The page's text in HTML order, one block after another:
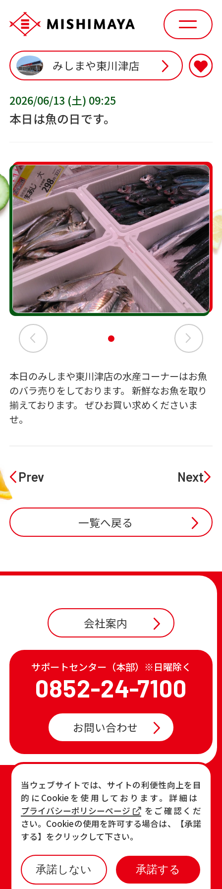
当ウェブサイトでは、サイトの利便性向上を目
的にCookieを使用しております。詳細は
プライバシーポリシーページ
をご確認くだ
さい。Cookieの使用を許可する場合は、【承諾
する】をクリックして下さい。
承諾しない 承諾する
みしまや東川津店
2026/06/13 (土) 09:25
本日は魚の日です。
本日のみしまや東川津店の水産コーナーはお魚
のバラ売りをしております。 新鮮なお魚を取り
揃えております。 ぜひお買い求めくださいま
せ。
Prev Next
一覧へ戻る
会社案内
サポートセンター（本部）※日曜除く
0852-24-7100
お問い合わせ
TOP
店舗一覧・チラシ
お知らせ
おすすめ商品
各店の最新情報